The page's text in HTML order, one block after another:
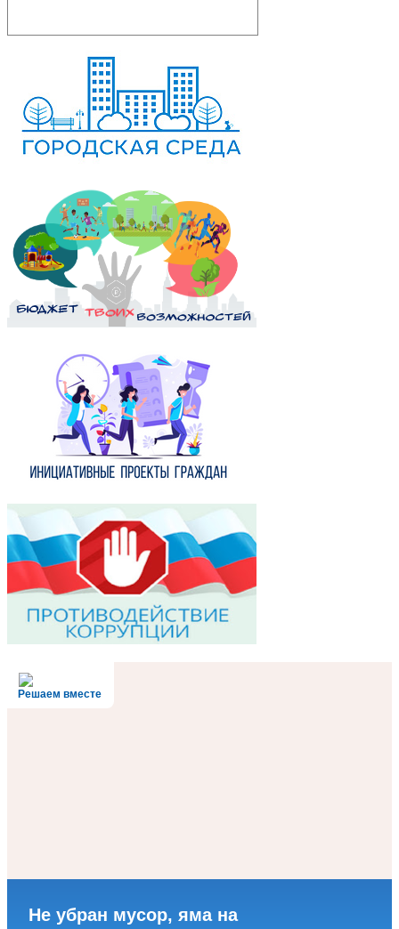
Решаем вместе
Не убран мусор, яма на